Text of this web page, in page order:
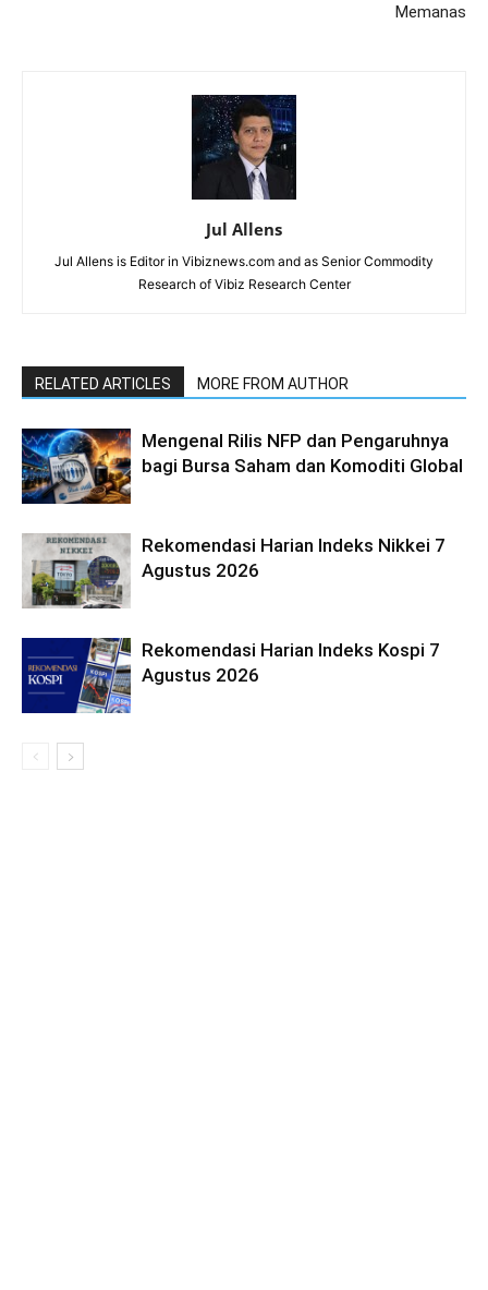
Memanas
Jul Allens
Jul Allens is Editor in Vibiznews.com and as Senior Commodity
Research of Vibiz Research Center
RELATED ARTICLES MORE FROM AUTHOR
Mengenal Rilis NFP dan Pengaruhnya
bagi Bursa Saham dan Komoditi Global
Rekomendasi Harian Indeks Nikkei 7
Agustus 2026
Rekomendasi Harian Indeks Kospi 7
Agustus 2026